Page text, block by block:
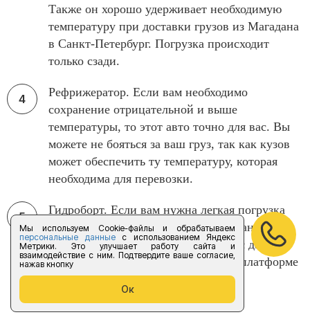
Мы используем Cookie-файлы и обрабатываем
персональные данныес использованием Яндекс
Метрики. Это улучшает работу сайта и
взаимодействие с ним. Подтвердите ваше согласие,
нажав кнопку
Ок
Также он хорошо удерживает необходимую
температуру при доставки грузов из Магадана
в Санкт-Петербург. Погрузка происходит
только сзади.
Рефрижератор. Если вам необходимо
сохранение отрицательной и выше
температуры, то этот авто точно для вас. Вы
можете не бояться за ваш груз, так как кузов
может обеспечить ту температуру, которая
необходима для перевозки.
Гидроборт. Если вам нужна легкая погрузка
при автоперевозки из Магадана в Санкт-
Петербург, то гидроборт справится с данной
задачей. Благодаря автоматической платформе
вы можете погрузить весь груз
самостоятельно.